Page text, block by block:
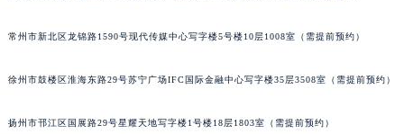
常州市新北区龙锦路1590号现代传媒中心写字楼5号楼10层1008室（需提前预约）
徐州市鼓楼区淮海东路29号苏宁广场IFC国际金融中心写字楼35层3508室（需提前预约）
扬州市邗江区国展路29号星耀天地写字楼1号楼18层1803室（需提前预约）